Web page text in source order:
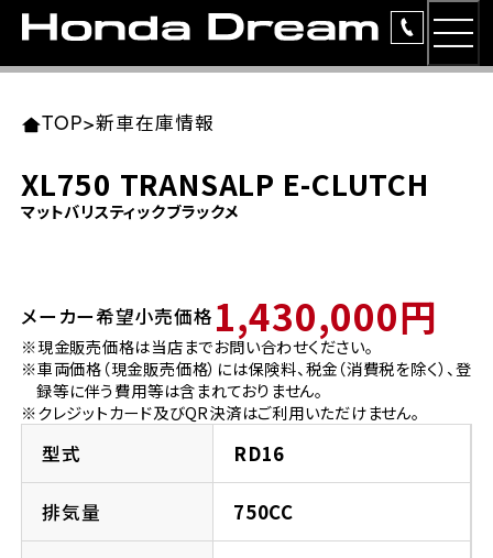
ラインアップ
レンタルバイク
洋用品
イベント
法人向けサービス
TOP>新車在庫情報
XL750 TRANSALP E-CLUTCH
マットバリスティックブラックメ
メーカー希望小売価格 1,430,000円
※現金販売価格は当店までお問い合わせください。
※車両価格（現金販売価格）には保険料、税金（消費税を除く）、登
録等に伴う費用等は含まれておりません。
※クレジットカード及びQR決済はご利用いただけません。
型式 RD16
排気量 750CC
東北エリア 店舗一覧
岩手県
宮城県
ホンダドリーム 仙台泉
ホンダドリーム 宮城岩沼
福島県
関東エリア 店舗一覧
東京都
ホンダドリーム 西東京
ホンダドリーム 練馬
ホンダドリーム 板橋
ホンダドリーム 葛飾
中部エリア 店舗一覧
愛知県
ホンダドリーム 名古屋南
ホンダドリーム 小牧
ホンダドリーム 名古屋東
ホンダドリーム 一宮
近畿エリア 店舗一覧
大阪府
ホンダドリーム 箕面
ホンダドリーム 藤井寺
ホンダドリーム 東淀川
ホンダドリーム 豊中
中国・四国エリア 店舗一覧
岡山県
広島県
ホンダドリーム 広島
ホンダドリーム 福山
徳島県
九州エリア 店舗一覧
福岡県
ホンダドリーム 福岡東
ホンダドリーム 久留米
ホンダドリーム 福岡春日
ホンダドリーム 福岡西